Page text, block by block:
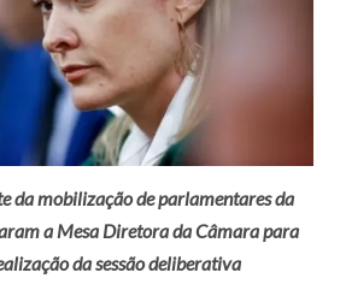
da mobilização de parlamentares da
a Mesa Diretora da Câmara para
da sessão deliberativa